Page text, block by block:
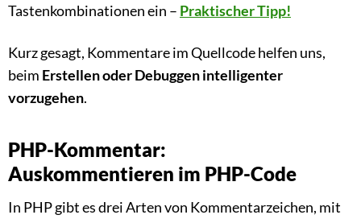
Tastenkombinationen ein – Praktischer Tipp!
Kurz gesagt, Kommentare im Quellcode helfen uns,
beim Erstellen oder Debuggen intelligenter
vorzugehen.
PHP-Kommentar:
Auskommentieren im PHP-Code
In PHP gibt es drei Arten von Kommentarzeichen, mit